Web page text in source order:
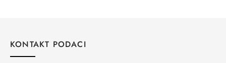
KONTAKT PODACI